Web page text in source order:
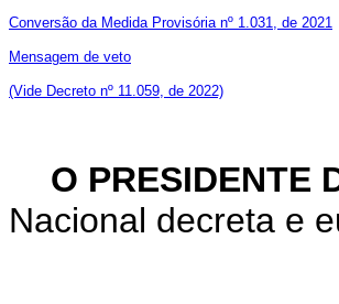
Conversão da Medida Provisória nº 1.031, de 2021
Mensagem de veto
(Vide Decreto nº 11.059, de 2022)
O PRESIDENTE
Nacional decreta e